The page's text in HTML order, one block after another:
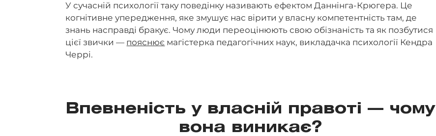
У сучасній психології таку поведінку називають ефектом Даннінга-Крюгера. Це
когнітивне упередження, яке змушує нас вірити у власну компетентність там, де
знань насправді бракує. Чому люди переоцінюють свою обізнаність та як позбутися
цієї звички — пояснює магістерка педагогічних наук, викладачка психології Кендра
Черрі.
Впевненість у власній правоті — чому
вона виникає?